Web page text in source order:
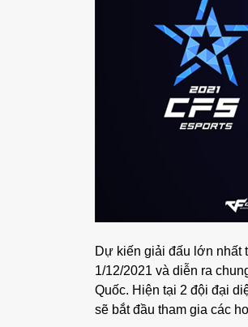
Dự kiến giải đấu lớn nhất
1/12/2021 và diễn ra
Quốc. Hiện tại 2 đội đại
sẽ bắt đầu tham gia các